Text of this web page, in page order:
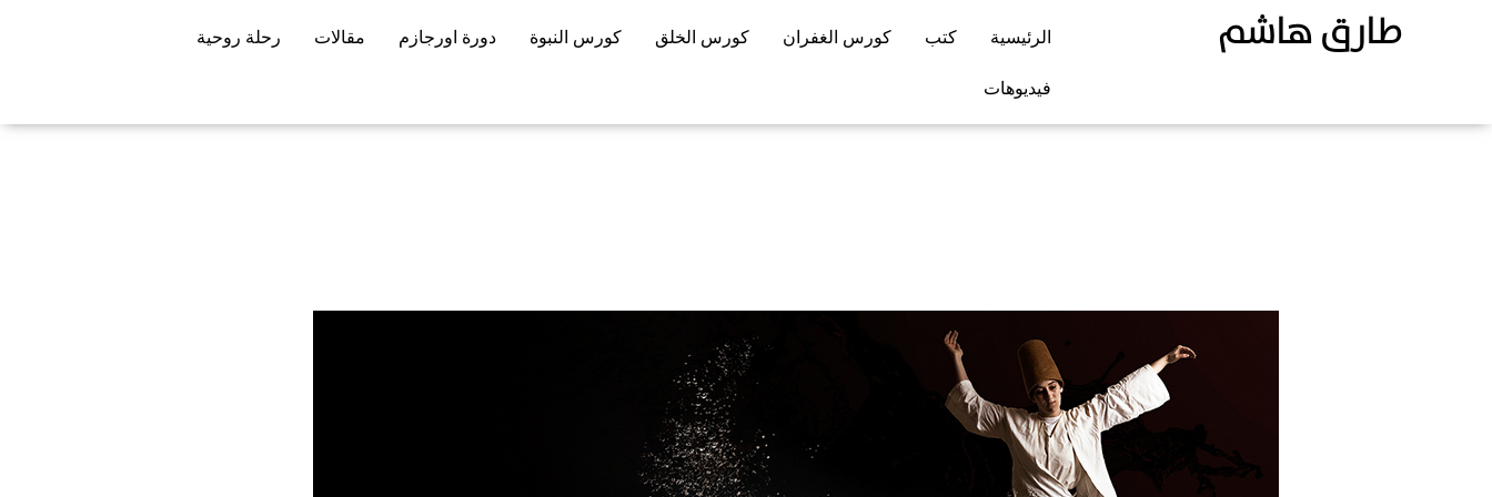
طارق هاشم الرئيسية كتب كورس الغفران كورس الخلق كورس النبوة دورة اورجازم مقالات رحلة روحية
فيديوهات